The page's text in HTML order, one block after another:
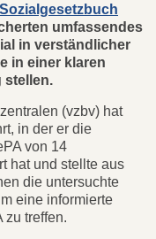
umfassendes
in verständlicher
in einer klaren
stellen.
(vzbv) hat
in der er die
von 14
hat und stellte aus
die untersuchte
eine informierte
zu treffen.